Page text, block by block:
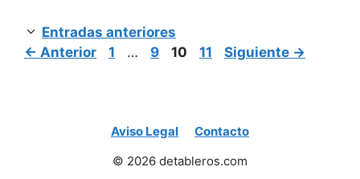
Entradas anteriores
← Anterior Página
1 … Página
9 Página
10 Página
11 Siguiente →
Aviso Legal
Contacto
© 2026 detableros.com